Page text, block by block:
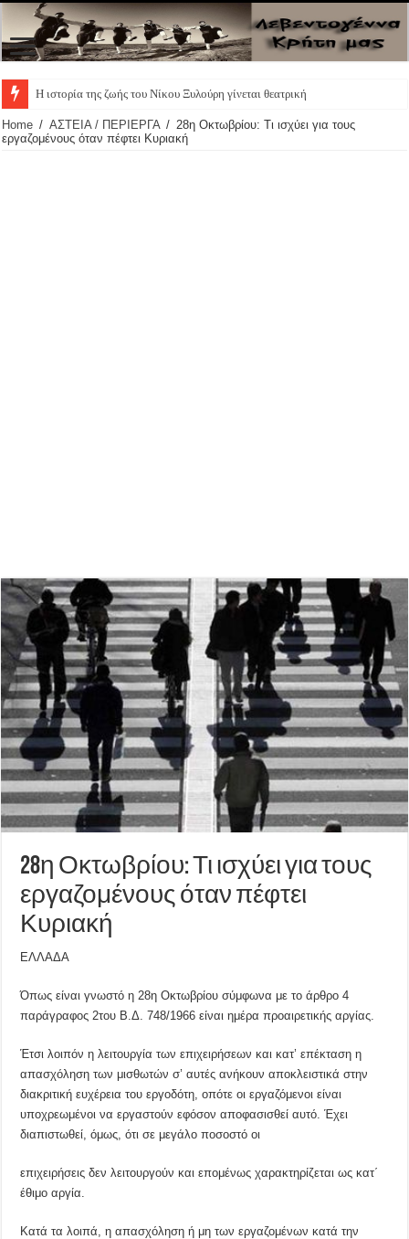
Η ιστορία της ζωής του Νίκου Ξυλούρη γίνεται θεατρική
Home / ΑΣΤΕΙΑ / ΠΕΡΙΕΡΓΑ / 28η Οκτωβρίου: Τι ισχύει για τους
εργαζομένους όταν πέφτει Κυριακή
28η Οκτωβρίου: Τι ισχύει για τους
εργαζομένους όταν πέφτει
Κυριακή
ΕΛΛAΔΑ
Όπως είναι γνωστό η 28η Οκτωβρίου σύμφωνα με το άρθρο 4
παράγραφος 2του Β.Δ. 748/1966 είναι ημέρα προαιρετικής αργίας.
Έτσι λοιπόν η λειτουργία των επιχειρήσεων και κατ’ επέκταση η
απασχόληση των μισθωτών σ’ αυτές ανήκουν αποκλειστικά στην
διακριτική ευχέρεια του εργοδότη, οπότε οι εργαζόμενοι είναι
υποχρεωμένοι να εργαστούν εφόσον αποφασισθεί αυτό. Έχει
διαπιστωθεί, όμως, ότι σε μεγάλο ποσοστό οι
επιχειρήσεις δεν λειτουργούν και επομένως χαρακτηρίζεται ως κατ΄
έθιμο αργία.
Κατά τα λοιπά, η απασχόληση ή μη των εργαζομένων κατά την